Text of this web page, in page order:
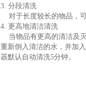
3. 分段清洗
对于长度较长的物品，
4. 更高地清洁清洗
当物品有更高的清洁及
重新倒入清洁的水，并加
器默认自动清洗5分钟。